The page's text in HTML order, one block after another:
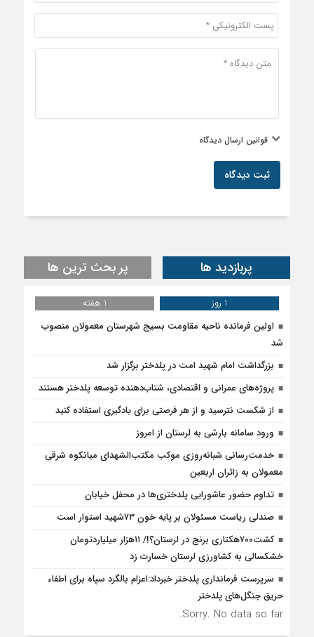
قوانین ارسال دیدگاه
ثبت دیدگاه
پربازدید ها پر بحث ترین ها
1 روز
1 هفته
اولین فرمانده ناحیه مقاومت بسیج شهرستان معمولان منصوب
شد
بزرگداشت امام شهید امت در پلدختر برگزار شد
پروژه‌های عمرانی و اقتصادی، شتاب‌دهنده توسعه پلدختر هستند
از شکست نترسید و از هر فرصتی برای یادگیری استفاده کنید
ورود سامانه بارشی به لرستان از امروز
خدمت‌رسانی شبانه‌روزی موکب مکتب‌الشهدای میانکوه شرقی
معمولان به زائران اربعین
تداوم حضور عاشورایی پلدختری‌ها در محفل خیابان
صندلی ریاست مسئولان بر پایه خون ۷۳شهید استوار است
کشت۷۰۰هکتاری برنج در لرستان؟!/ ۱۱هزار میلیاردتومان
خشکسالی به کشاورزی لرستان خسارت زد
سرپرست فرمانداری پلدختر خبرداد:اعزام بالگرد سپاه برای اطفاء
حریق جنگل‌های پلدختر
Sorry. No data so far.